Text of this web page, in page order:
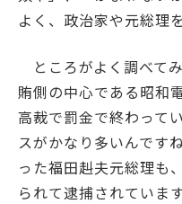
よく、政治家や元総理
ところがよく調べて
賄側の中心である昭和
高裁で罰金で終わって
スがかなり多いんです
った福田赳夫元総理も
られて逮捕されていま